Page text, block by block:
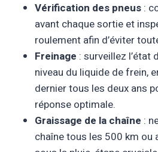
Vérification des pneus :
avant chaque sortie et
roulement afin d’éviter
Freinage : surveillez l’état
niveau du liquide de frein,
dernier tous les deux ans
réponse optimale.
Graissage de la chaîne :
chaîne tous les 500 km ou